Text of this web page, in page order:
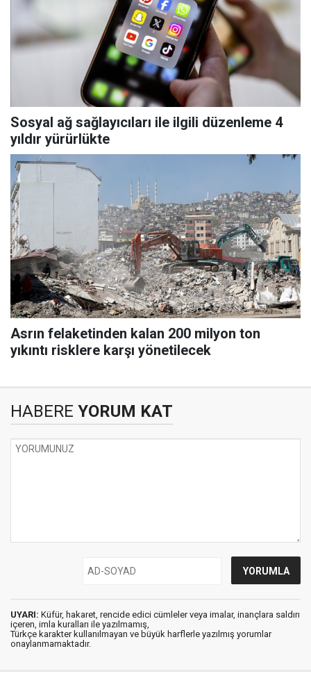
Sosyal ağ sağlayıcıları ile ilgili düzenleme 4
yıldır yürürlükte
Asrın felaketinden kalan 200 milyon ton
yıkıntı risklere karşı yönetilecek
HABERE YORUM KAT
UYARI: Küfür, hakaret, rencide edici cümleler veya imalar, inançlara saldırı
içeren, imla kuralları ile yazılmamış,
Türkçe karakter kullanılmayan ve büyük harflerle yazılmış yorumlar
onaylanmamaktadır.